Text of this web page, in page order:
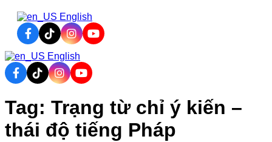
CONTACT
English
CONTACT
English
Tag: Trạng từ chỉ ý kiến –
thái độ tiếng Pháp